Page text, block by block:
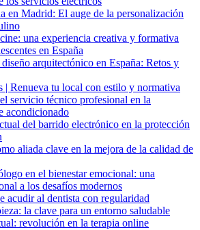
en Madrid: El auge de la personalización
una experiencia creativa y formativa
en España
arquitectónico en España: Retos y
| Renueva tu local con estilo y normativa
servicio técnico profesional en la
acondicionado
del barrido electrónico en la protección
aliada clave en la mejora de la calidad de
en el bienestar emocional: una
a los desafíos modernos
acudir al dentista con regularidad
la clave para un entorno saludable
revolución en la terapia online